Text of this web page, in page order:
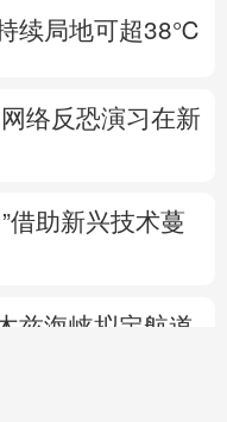
续局地可超38℃
网络反恐演习在新
借助新兴技术蔓
兹海峡拟定航道